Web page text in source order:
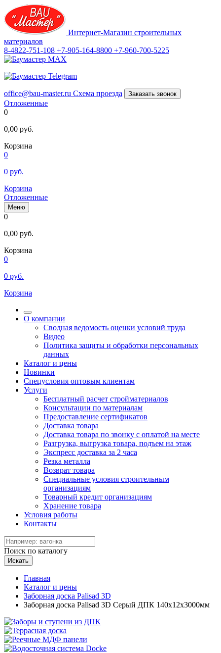
Интернет-Магазин строительных
материалов
8-4822-751-108 +7-905-164-8800 +7-960-700-5225
office@bau-master.ru Схема проезда Заказать звонок
Отложенные
0
0,00 руб.
Корзина
0
0 руб.
Корзина
Отложенные
Меню
0
0,00 руб.
Корзина
0
0 руб.
Корзина
О компании
Сводная ведомость оценки условий труда
Видео
Политика защиты и обработки персональных
данных
Каталог и цены
Новинки
Спецусловия оптовым клиентам
Услуги
Бесплатный расчет стройматериалов
Консультации по материалам
Предоставление сертификатов
Доставка товара
Доставка товара по звонку с оплатой на месте
Разгрузка, выгрузка товара, подъем на этаж
Экспресс доставка за 2 часа
Резка металла
Возврат товара
Специальные условия строительным
организациям
Товарный кредит организациям
Хранение товара
Условия работы
Контакты
Поиск по каталогу
Искать
Главная
Каталог и цены
Заборная доска Palisad 3D
Заборная доска Palisad 3D Серый ДПК 140х12х3000мм